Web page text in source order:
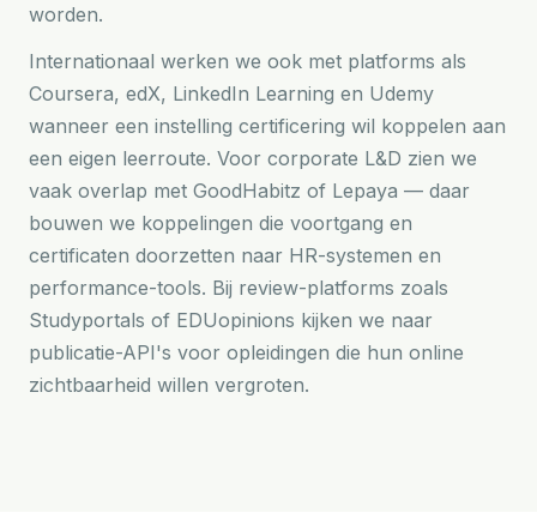
worden.
Internationaal werken we ook met platforms als
Coursera, edX, LinkedIn Learning en Udemy
wanneer een instelling certificering wil koppelen aan
een eigen leerroute. Voor corporate L&D zien we
vaak overlap met GoodHabitz of Lepaya — daar
bouwen we koppelingen die voortgang en
certificaten doorzetten naar HR-systemen en
performance-tools. Bij review-platforms zoals
Studyportals of EDUopinions kijken we naar
publicatie-API's voor opleidingen die hun online
zichtbaarheid willen vergroten.